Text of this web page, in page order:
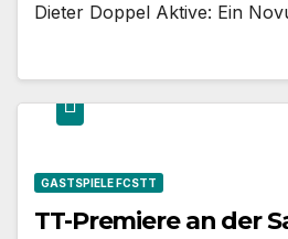
Dieter Doppel Aktive: Ein
GASTSPIELE FCSTT
TT-Premiere an der